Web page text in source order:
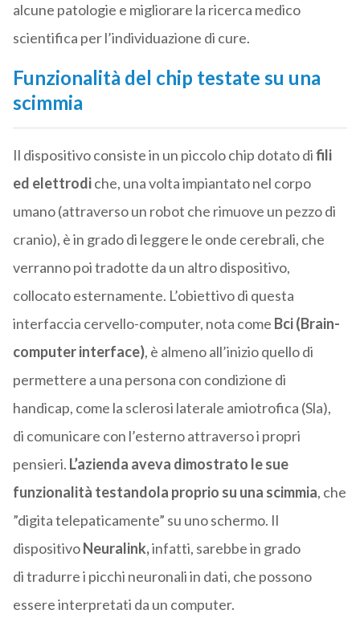
alcune patologie e migliorare la ricerca medico
scientifica per l’individuazione di cure.
Funzionalità del chip testate su una
scimmia
Il dispositivo consiste in un piccolo chip dotato difili
ed elettrodiche, una volta impiantato nel corpo
umano (attraverso un robot che rimuove un pezzo di
cranio), è in grado di leggere le onde cerebrali, che
verranno poi tradotte da un altro dispositivo,
collocato esternamente. L’obiettivo di questa
interfaccia cervello-computer, nota come Bci (Brain-
computer interface), è almeno all’inizio quello di
permettere a una persona con condizione di
handicap, come la sclerosi laterale amiotrofica (Sla),
di comunicare con l’esterno attraverso i propri
pensieri. L’azienda aveva dimostrato le sue
funzionalità testandola proprio su una scimmia, che
”digita telepaticamente” su uno schermo. Il
dispositivoNeuralink,infatti, sarebbe in grado
di tradurre i picchi neuronali in dati, che possono
essere interpretati da un computer.